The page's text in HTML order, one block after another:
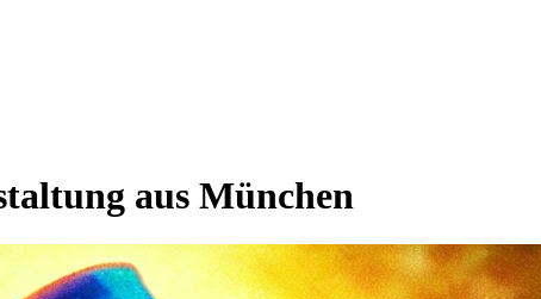
aus München